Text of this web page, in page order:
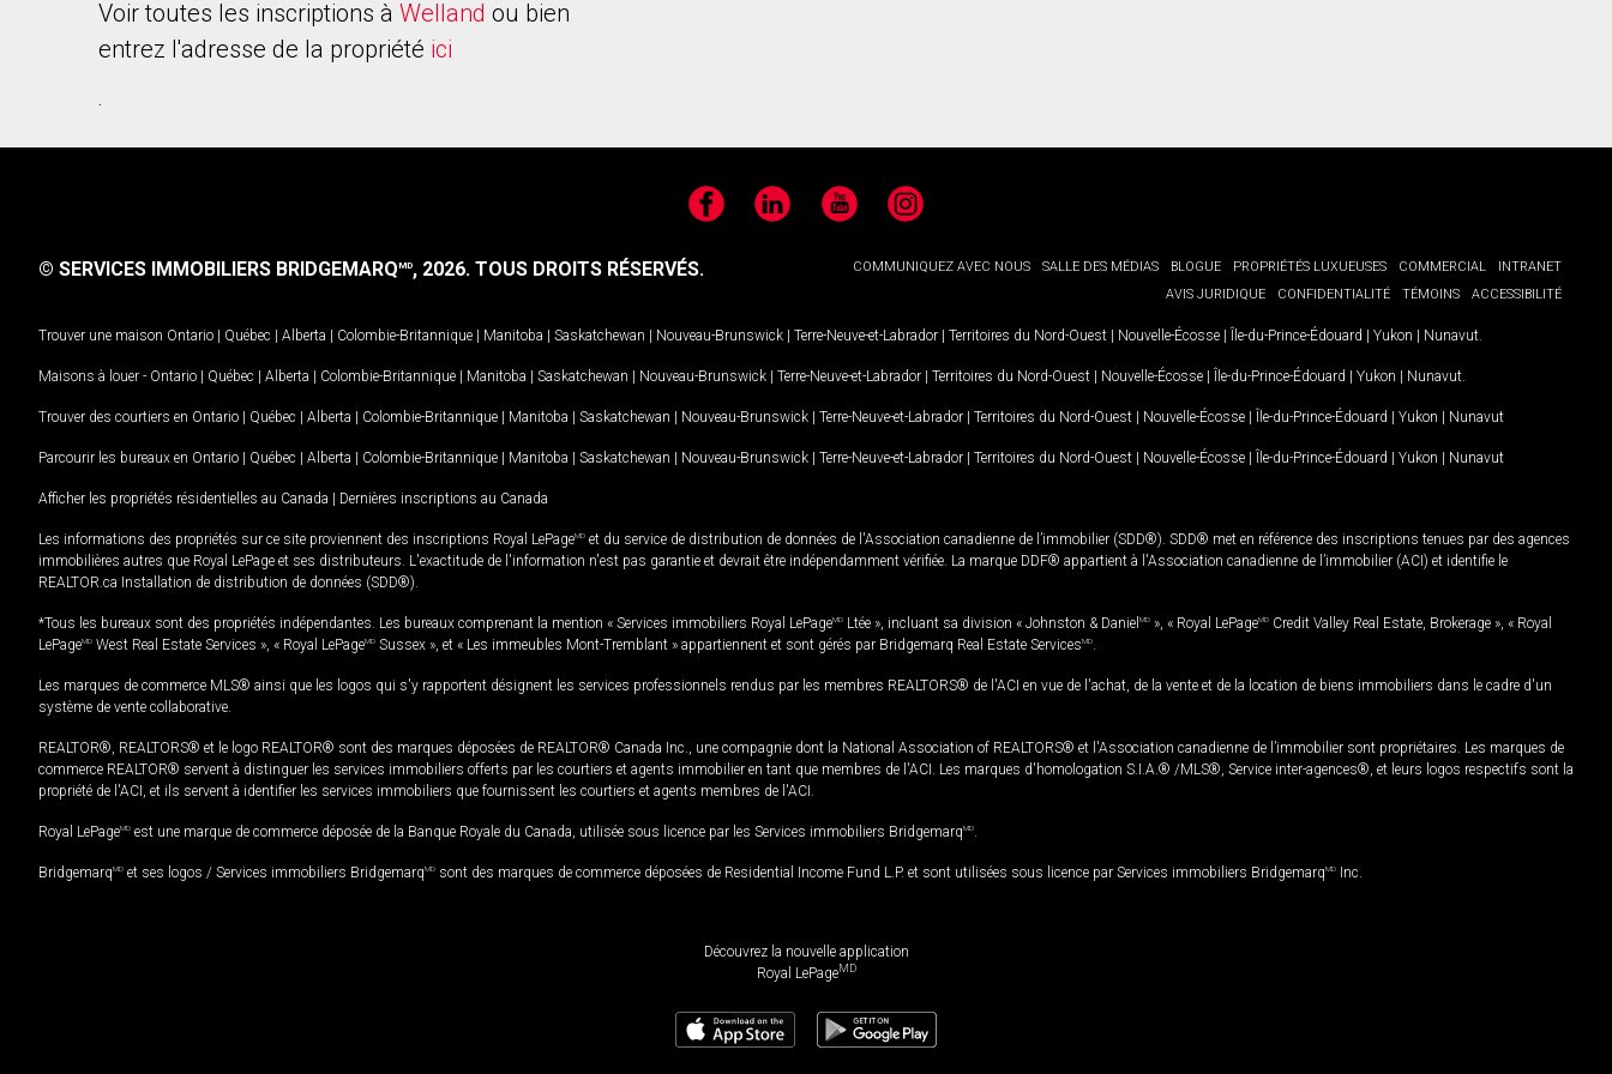
Voir toutes les inscriptions à Welland ou bien
entrez l'adresse de la propriété ici
.
FacebookLinkedIn YouTubeInstagram
COMMUNIQUEZ AVEC NOUS SALLE DES MÉDIAS BLOGUE PROPRIÉTÉS LUXUEUSES COMMERCIAL
INTRANET
AVIS JURIDIQUE
CONFIDENTIALITÉ TÉMOINS ACCESSIBILITÉ
© SERVICES IMMOBILIERS BRIDGEMARQMD, 2026. TOUS DROITS RÉSERVÉS.
Trouver une maison Ontario | Québec | Alberta | Colombie-Britannique | Manitoba | Saskatchewan | Nouveau-Brunswick | Terre-Neuve-et-Labrador | Territoires du Nord-Ouest | Nouvelle-Écosse | Île-du-Prince-Édouard | Yukon | Nunavut
Maisons à louer - Ontario | Québec | Alberta | Colombie-Britannique | Manitoba | Saskatchewan | Nouveau-Brunswick | Terre-Neuve-et-Labrador | Territoires du Nord-Ouest | Nouvelle-Écosse | Île-du-Prince-Édouard | Yukon | Nunavut
Trouver des courtiers en Ontario | Québec | Alberta | Colombie-Britannique | Manitoba | Saskatchewan | Nouveau-Brunswick | Terre-Neuve-et-Labrador | Territoires du Nord-Ouest | Nouvelle-Écosse | Île-du-Prince-Édouard | Yukon | Nunavut
Parcourir les bureaux en Ontario | Québec | Alberta | Colombie-Britannique | Manitoba | Saskatchewan | Nouveau-Brunswick | Terre-Neuve-et-Labrador | Territoires du Nord-Ouest | Nouvelle-Écosse | Île-du-Prince-Édouard | Yukon | Nunavut
Afficher les propriétés résidentielles au Canada | Dernières inscriptions au Canada
Les informations des propriétés sur ce site proviennent des inscriptions Royal LePageMD et du service de distribution de données de l'Association canadienne de l’immobilier (SDD®). SDD® met en référence des inscriptions tenues par des agences
immobilières autres que Royal LePage et ses distributeurs. L'exactitude de l'information n'est pas garantie et devrait être indépendamment vérifiée. La marque DDF® appartient à l'Association canadienne de l’immobilier (ACI) et identifie le
REALTOR.ca Installation de distribution de données (SDD®).
*Tous les bureaux sont des propriétés indépendantes. Les bureaux comprenant la mention « Services immobiliers Royal LePageMD Ltée », incluant sa division « Johnston & Daniel MD », « Royal LePageMD Credit Valley Real Estate, Brokerage », « Royal
LePageMD West Real Estate Services », « Royal LePageMD Sussex », et « Les immeubles Mont-Tremblant » appartiennent et sont gérés par Bridgemarq Real Estate ServicesMD
Les marques de commerce MLS® ainsi que les logos qui s'y rapportent désignent les services professionnels rendus par les membres REALTORS® de l'ACI en vue de l'achat, de la vente et de la location de biens immobiliers dans le cadre d'un
système de vente collaborative.
REALTOR®, REALTORS® et le logo REALTOR® sont des marques déposées de REALTOR® Canada Inc., une compagnie dont la National Association of REALTORS® et l'Association canadienne de l’immobilier sont propriétaires. Les marques de
commerce REALTOR® servent à distinguer les services immobiliers offerts par les courtiers et agents immobilier en tant que membres de l'ACI. Les marques d'homologation S.I.A.® /MLS®, Service inter-agences®, et leurs logos respectifs sont la
propriété de l'ACI, et ils servent à identifier les services immobiliers que fournissent les courtiers et agents membres de l'ACI.
Royal LePageMD est une marque de commerce déposée de la Banque Royale du Canada, utilisée sous licence par les Services immobiliers BridgemarqMD
BridgemarqMD et ses logos / Services immobiliers BridgemarqMD sont des marques de commerce déposées de Residential Income Fund L.P. et sont utilisées sous licence par Services immobiliers BridgemarqMD Inc.
Découvrez la nouvelle application
Royal LePageMD